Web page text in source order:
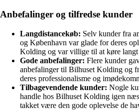
Anbefalinger og tilfredse kunder
Langdistancekøb: Selv kunder fra
og København var glade for deres
Kolding og var villige til at køre langt
Gode anbefalinger: Flere kunder
anbefalinger til Bilhuset Kolding og
deres professionalisme og
Tilbagevendende kunder: Nogle
handle hos Bilhuset Kolding igen
takket være den gode oplevelse de